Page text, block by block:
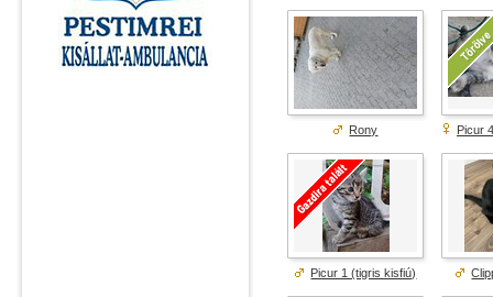
Rony Picur
Picur 1 (tigris kisfiú)